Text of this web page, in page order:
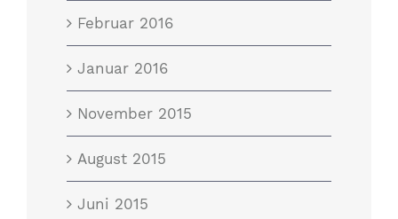
Februar 2016
Januar 2016
November 2015
August 2015
Juni 2015